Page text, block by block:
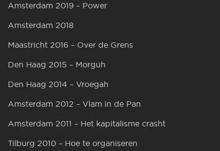
Amsterdam 2019 – Power
Amsterdam 2018
Maastricht 2016 – Over de Grens
Den Haag 2015 – Morguh
Den Haag 2014 – Vroegah
Amsterdam 2012 – Vlam in de Pan
Amsterdam 2011 – Het kapitalisme crasht
Tilburg 2010 – Hoe te organiseren